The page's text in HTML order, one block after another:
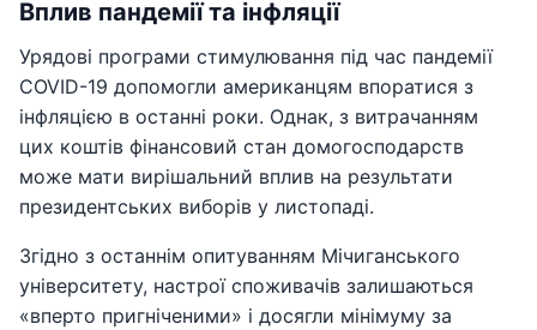
Вплив пандемії та інфляції
Урядові програми стимулювання під час пандемії
COVID-19 допомогли американцям впоратися з
інфляцією в останні роки. Однак, з витрачанням
цих коштів фінансовий стан домогосподарств
може мати вирішальний вплив на результати
президентських виборів у листопаді.
Згідно з останнім опитуванням Мічиганського
університету, настрої споживачів залишаються
«вперто пригніченими» і досягли мінімуму за